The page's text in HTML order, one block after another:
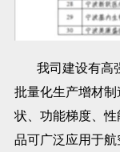
我司建设有高强
批量化生产增材
状、功能梯度、
品可广泛应用于